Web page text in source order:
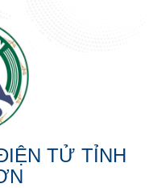
TỬ TỈNH